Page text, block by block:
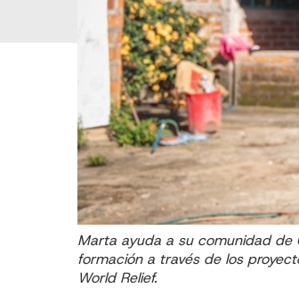
Marta ayuda a su comunidad de
formación a través de los
World Relief.